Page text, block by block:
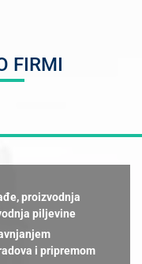
FIRMI
proizvodnja
piljevine
i pripremom